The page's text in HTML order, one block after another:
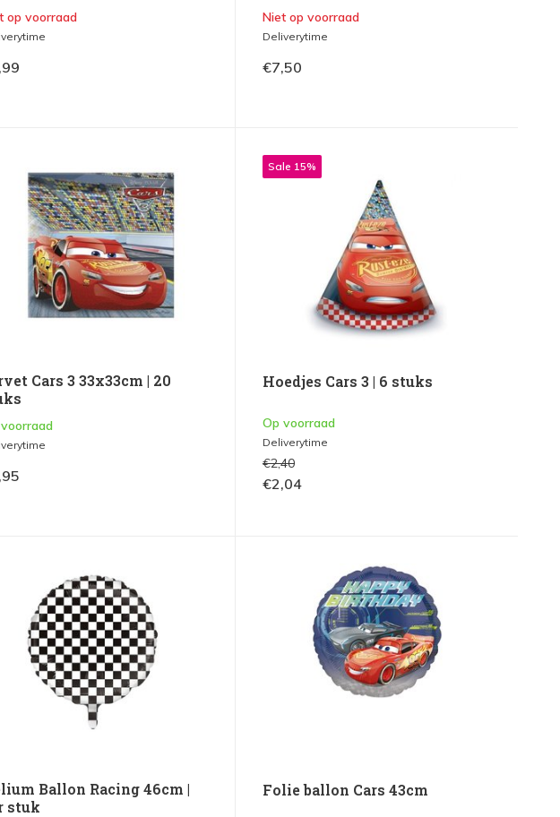
op voorraad Niet op voorraad
Deliverytime
€7,50
Cars 3 33x33cm | 20
Sale 15%
Hoedjes Cars 3 | 6 stuks
Op voorraad
Deliverytime
€2,40
€2,04
Ballon Racing 46cm |
stuk
Folie ballon Cars 43cm